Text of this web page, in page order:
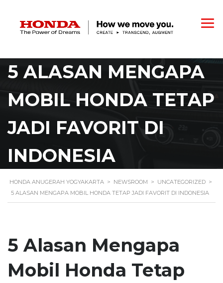
5 ALASAN MENGAPA
MOBIL HONDA TETAP
JADI FAVORIT DI
INDONESIA
HONDA ANUGERAH YOGYAKARTA > NEWSROOM > UNCATEGORIZED >
5 ALASAN MENGAPA MOBIL HONDA TETAP JADI FAVORIT DI INDONESIA
5 Alasan Mengapa
Mobil Honda Tetap